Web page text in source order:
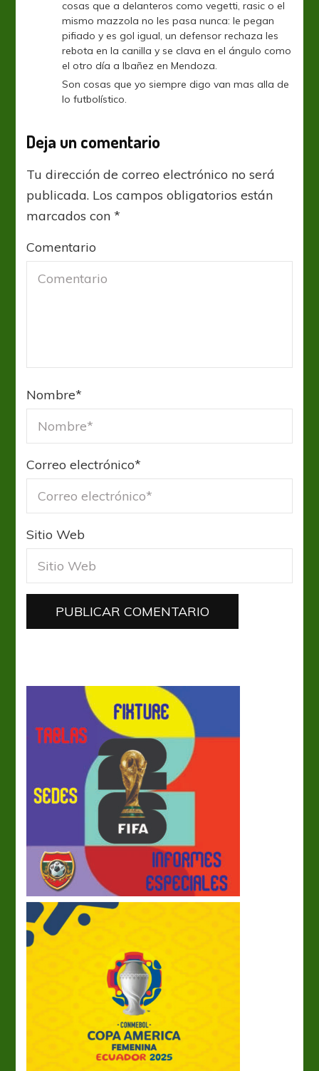
cosas que a delanteros como vegetti, rasic o el
mismo mazzola no les pasa nunca: le pegan
pifiado y es gol igual, un defensor rechaza les
rebota en la canilla y se clava en el ángulo como
el otro día a Ibañez en Mendoza.
Son cosas que yo siempre digo van mas alla de
lo futbolístico.
Deja un comentario
Tu dirección de correo electrónico no será
publicada. Los campos obligatorios están
marcados con*
Comentario
Nombre*
Correo electrónico*
Sitio Web